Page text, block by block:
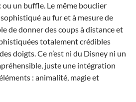
un buffle. Le même bouclier
au fur et à mesure de
de donner des coups à distance et
totalement crédibles
doigts. Ce n’est ni du Disney ni un
juste une intégration
: animalité, magie et